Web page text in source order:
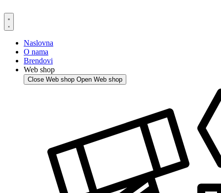
to
content
Naslovna
O nama
Brendovi
Web shop
Close Web shop Open Web shop